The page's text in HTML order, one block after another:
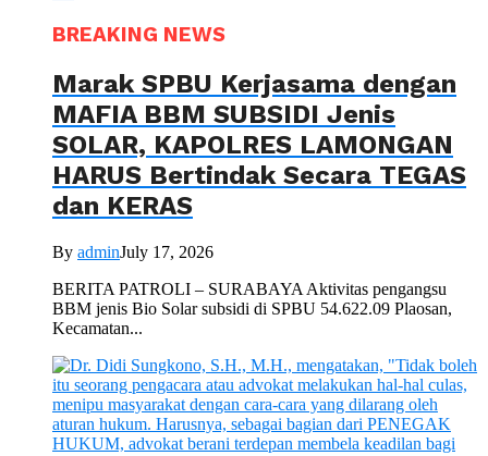
BREAKING NEWS
Marak SPBU Kerjasama dengan
MAFIA BBM SUBSIDI Jenis
SOLAR, KAPOLRES LAMONGAN
HARUS Bertindak Secara TEGAS
dan KERAS
By adminJuly 17, 2026
BERITA PATROLI – SURABAYA Aktivitas pengangsu
BBM jenis Bio Solar subsidi di SPBU 54.622.09 Plaosan,
Kecamatan...